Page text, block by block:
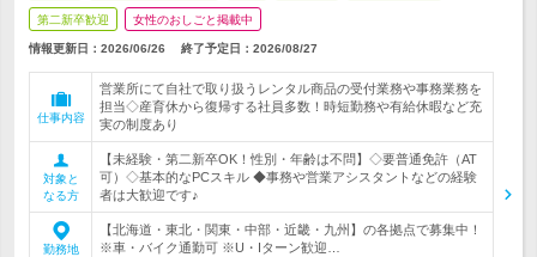
第二新卒歓迎 女性のおしごと掲載中
情報更新日：2026/06/26 終了予定日： 2026/08/27
仕事内容
営業所にて自社で取り扱うレンタル商品の受付業務や事務業務を
担当◇産育休から復帰する社員多数！時短勤務や有給休暇など充
実の制度あり
対象と
なる方
【未経験・第二新卒OK！性別・年齢は不問】◇要普通免許（AT
可）◇基本的なPCスキル ◆事務や営業アシスタントなどの経験
者は大歓迎です♪
勤務地
【北海道・東北・関東・中部・近畿・九州】の各拠点で募集中！
※車・バイク通勤可 ※U・Iターン歓迎…